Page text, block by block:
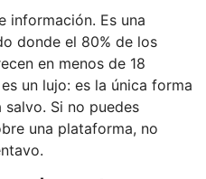
información. Es una
donde el 80% de los
en menos de 18
un lujo: es la única forma
Si no puedes
una plataforma, no